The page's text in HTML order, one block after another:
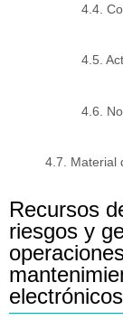
4.4.
4.5.
4.6.
4.7. Material
Recursos
riesgos y
electrónicos